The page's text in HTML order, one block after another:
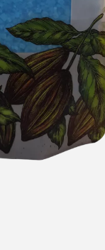
f.eks.
500 W